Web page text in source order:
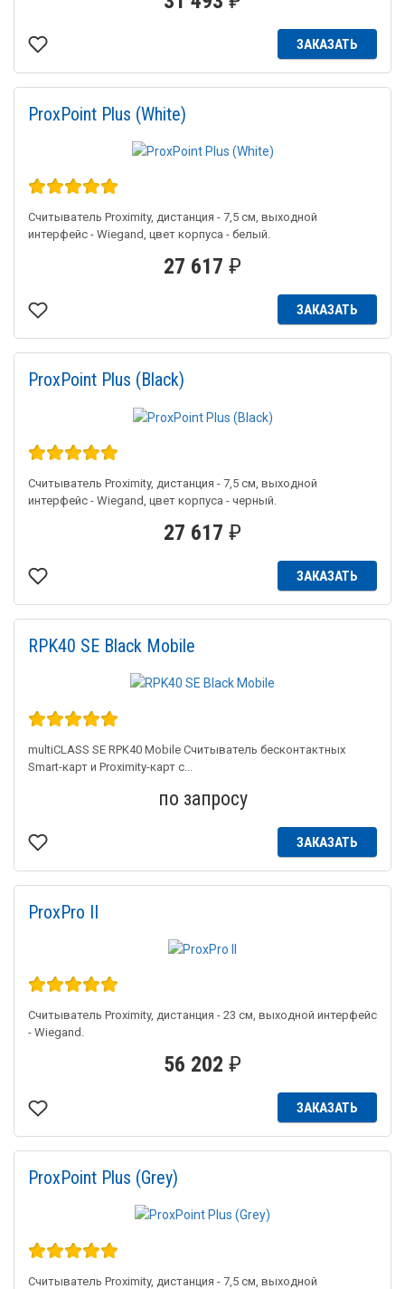
ЗАКАЗАТЬ
ProxPoint Plus (White)
Считыватель Proximity, дистанция - 7,5 см, выходной
интерфейс - Wiegand, цвет корпуса - белый.
27 617 ₽
ЗАКАЗАТЬ
ProxPoint Plus (Black)
Считыватель Proximity, дистанция - 7,5 см, выходной
интерфейс - Wiegand, цвет корпуса - черный.
27 617 ₽
ЗАКАЗАТЬ
RPK40 SE Black Mobile
multiCLASS SE RPK40 Mobile Считыватель бесконтактных
Smart-карт и Proximity-карт с...
по запросу
ЗАКАЗАТЬ
ProxPro II
Считыватель Proximity, дистанция - 23 см, выходной интерфейс
- Wiegand.
56 202 ₽
ЗАКАЗАТЬ
ProxPoint Plus (Grey)
Считыватель Proximity, дистанция - 7,5 см, выходной